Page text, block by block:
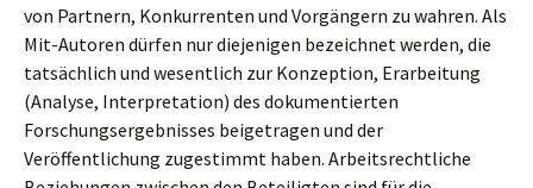
von Partnern, Konkurrenten und Vorgängern zu wahren. Als
Mit-Autoren dürfen nur diejenigen bezeichnet werden, die
tatsächlich und wesentlich zur Konzeption, Erarbeitung
(Analyse, Interpretation) des dokumentierten
Forschungsergebnisses beigetragen und der
Veröffentlichung zugestimmt haben. Arbeitsrechtliche